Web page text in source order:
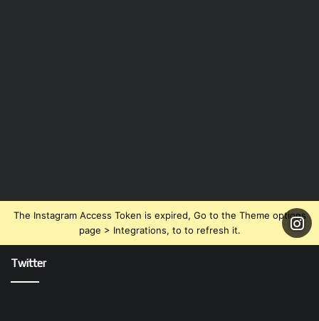
The Instagram Access Token is expired, Go to the Theme options
page > Integrations, to to refresh it.
Twitter